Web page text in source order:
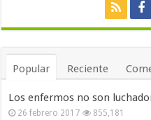
Popular Reciente
Los enfermos no son
26 febrero 2017 855,181